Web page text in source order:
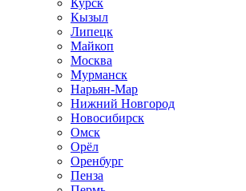
Курск
Кызыл
Липецк
Майкоп
Москва
Мурманск
Нарьян-Мар
Нижний Новгород
Новосибирск
Омск
Орёл
Оренбург
Пенза